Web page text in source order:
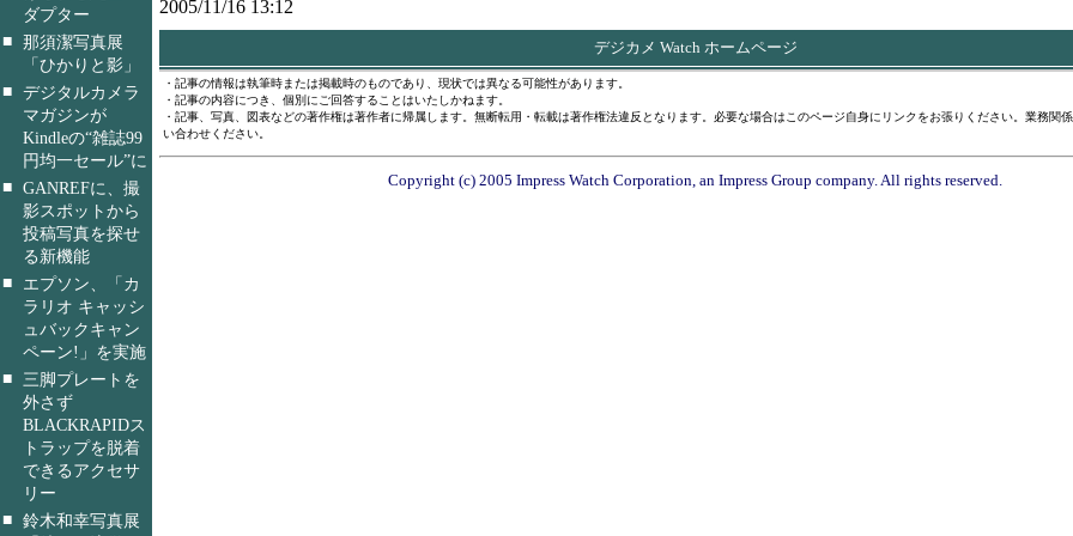
ダプター
■ 那須潔写真展
「ひかりと影」
■ デジタルカメラ
マガジンが
Kindleの“雑誌99
円均一セール”に
■ GANREFに、撮
影スポットから
投稿写真を探せ
る新機能
■
エプソン、「カ
ラリオ キャッシ
ュバックキャン
ペーン!」を実施
■ 三脚プレートを
外さず
BLACKRAPIDス
トラップを脱着
できるアクセサ
リー
■ 鈴木和幸写真展
2005/11/16 13:12
デジカメ Watch ホームページ
・記事の情報は執筆時または掲載時のものであり、現状では異なる可能性があります。
・記事の内容につき、個別にご回答することはいたしかねます。
・記事、写真、図表などの著作権は著作者に帰属します。無断転用・転載は著作権法違反となります。必要な場合はこのページ自身にリンクをお張りください。業務関
い合わせください。
Copyright (c) 2005 Impress Watch Corporation, an Impress Group company. All rights reserved.